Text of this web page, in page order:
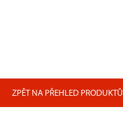
ZPĚT NA PŘEHLED PRODUKTŮ